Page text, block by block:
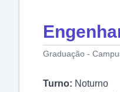
Graduação -
Turno: Noturno